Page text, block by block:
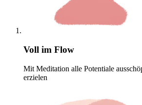
Voll im Flow
Mit Meditation alle Potentiale
erzielen